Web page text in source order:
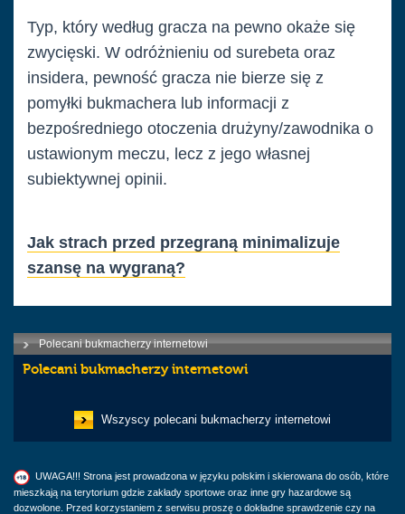
Typ, który według gracza na pewno okaże się
zwycięski. W odróżnieniu od surebeta oraz
insidera, pewność gracza nie bierze się z
pomyłki bukmachera lub informacji z
bezpośredniego otoczenia drużyny/zawodnika o
ustawionym meczu, lecz z jego własnej
subiektywnej opinii.
Jak strach przed przegraną minimalizuje
szansę na wygraną?
Polecani bukmacherzy internetowi
Polecani bukmacherzy internetowi
Wszyscy polecani bukmacherzy internetowi
UWAGA!!! Strona jest prowadzona w języku polskim i skierowana do osób, które
mieszkają na terytorium gdzie zakłady sportowe oraz inne gry hazardowe są
dozwolone. Przed korzystaniem z serwisu proszę o dokładne sprawdzenie czy na